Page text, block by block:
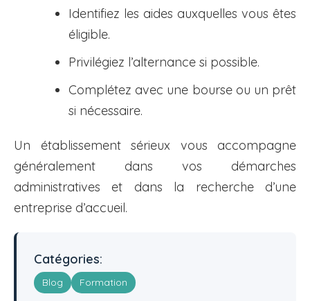
Identifiez les aides auxquelles vous êtes
éligible.
Privilégiez l’alternance si possible.
Complétez avec une bourse ou un prêt
si nécessaire.
Un établissement sérieux vous accompagne
généralement dans vos démarches
administratives et dans la recherche d’une
entreprise d’accueil.
Catégories:
Blog Formation